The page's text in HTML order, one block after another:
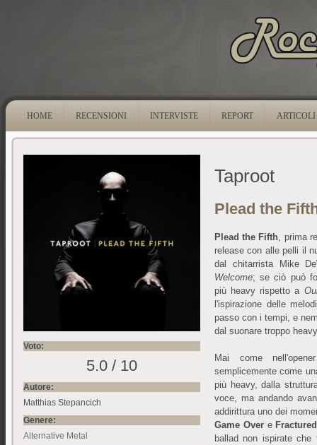
HOME RECENSIONI INTERVISTE REPORT ARTICOLI
Voto:
5.0 / 10
Autore:
Matthias Stepancich
Genere:
Alternative Metal
Taproot
Plead the
Plead the Fifth, prima
release con alle pelli il
dal chitarrista Mike
Welcome; se ciò può
più heavy rispetto a
l'ispirazione delle
passo con i tempi, e
dal suonare troppo
Mai come
semplicemente come
più heavy, dalla
voce, ma andando
addirittura uno dei
Game Overe
ballad non ispirate